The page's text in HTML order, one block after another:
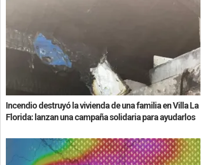
Incendio destruyó la vivienda de una familia en Villa La
Florida: lanzan una campaña solidaria para ayudarlos